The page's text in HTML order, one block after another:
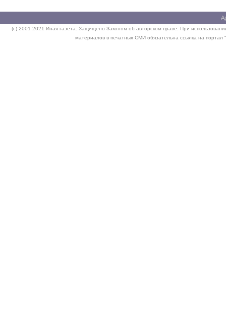
(c) 2001-2021 Иная газета. Защищено Законом об авторском праве. При
материалов в печатных СМИ обязательна ссылка на